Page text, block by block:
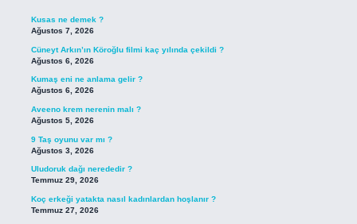
Kusas ne demek ?
Ağustos 7, 2026
Cüneyt Arkın’ın Köroğlu filmi kaç yılında çekildi ?
Ağustos 6, 2026
Kumaş eni ne anlama gelir ?
Ağustos 6, 2026
Aveeno krem nerenin malı ?
Ağustos 5, 2026
9 Taş oyunu var mı ?
Ağustos 3, 2026
Uludoruk dağı nerededir ?
Temmuz 29, 2026
Koç erkeği yatakta nasıl kadınlardan hoşlanır ?
Temmuz 27, 2026